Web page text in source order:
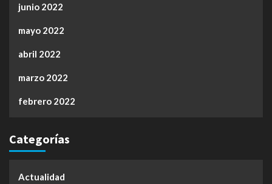
junio 2022
mayo 2022
abril 2022
marzo 2022
febrero 2022
Categorías
Actualidad